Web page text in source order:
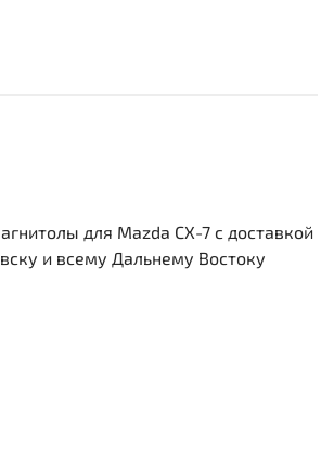
для Mazda CX-7 c доставкой
и всему Дальнему Востоку